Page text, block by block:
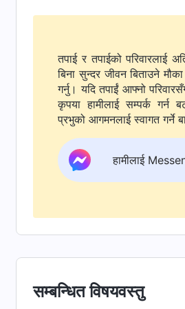
पनि, तिनलाई तिनीहरू
सेवकहरूलाई तिनले “प्रभु” भन्‍ने
व्यक्ति थिए भन्‍ने देखाउँछ।
आफ्‍नो घरमा लगे; यस अलाबा, यी
थियो; यो लोतको प्रकृति
खतराको सामना गर्दा, लोतले
दुई छोरी दिने प्रयास पनि गरे।
कोही थिएन! त्यसकारण,
तपाई र तपाईको परिवारलाई
बिना सुन्दर जीवन बिताउने
गर्नु। यदि तपाईं आफ्नो
कृपया हामीलाई सम्पर्क गर्न बटन
प्रभुको आगमनलाई स्वागत गर्ने
हामीलाई
सम्बन्धित विषयवस्तु